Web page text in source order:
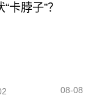
脖子”？
08-08